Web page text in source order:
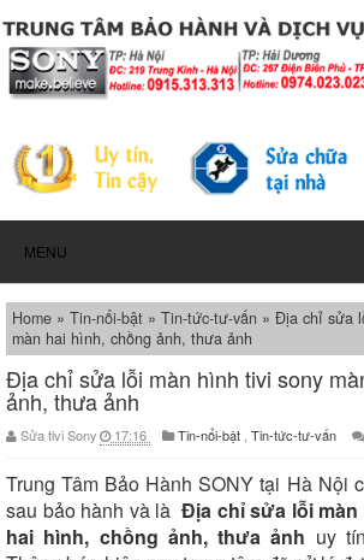
MENU
Home » Tin-nổi-bật » Tin-tức-tư-vấn » Địa chỉ sửa
màn hai hình, chồng ảnh, thưa ảnh
Địa chỉ sửa lỗi màn hình tivi sony
ảnh, thưa ảnh
Sửa tivi Sony 17:16 Tin-nổi-bật , Tin-tức-tư-vấn
Trung Tâm Bảo Hành SONY tại Hà Nội
sau bảo hành và là Địa chỉ sửa lỗi
hai hình, chồng ảnh, thưa ảnh uy